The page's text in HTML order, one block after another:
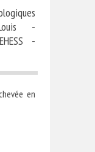
-
-
en